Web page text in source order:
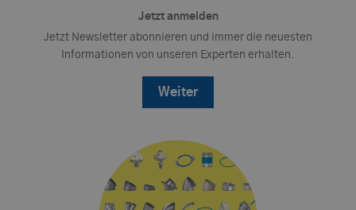
Jetzt anmelden
Jetzt Newsletter abonnieren und immer die neuesten
Informationen von unseren Experten erhalten.
Weiter